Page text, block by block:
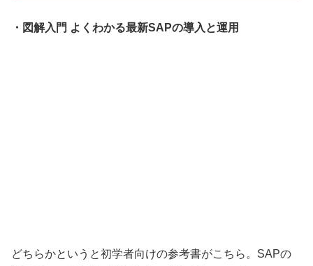
・図解入門 よくわかる最新SAPの導入と運用
どちらかというと初学者向けの参考書がこちら。SAPの